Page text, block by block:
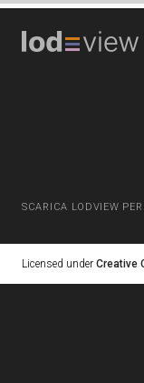
SCARICA LODVIEW
Licensed under Creative